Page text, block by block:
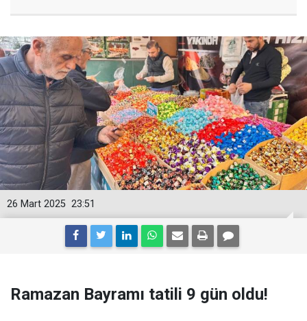
23:51
26 Mart 2025
Ramazan Bayramı tatili 9 gün oldu!